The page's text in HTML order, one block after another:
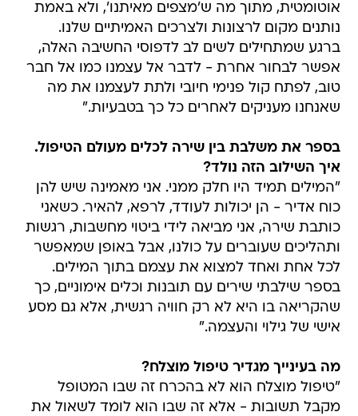
אוטומטית, מתוך מה ש'מצפים מאיתנו', ולא באמת
נותנים מקום לרצונות ולצרכים האמיתיים שלנו.
ברגע שמתחילים לשים לב לדפוסי החשיבה האלה,
אפשר לבחור אחרת - לדבר אל עצמנו כמו אל חבר
טוב, לפתח קול פנימי חיובי ולתת לעצמנו את מה
שאנחנו מעניקים לאחרים כל כך בטבעיות."
בספר את משלבת בין שירה לכלים מעולם הטיפול.
איך השילוב הזה נולד?
"המילים תמיד היו חלק ממני. אני מאמינה שיש להן
כוח אדיר - הן יכולות לעודד, לרפא, להאיר. כשאני
כותבת שירה, אני מביאה לידי ביטוי מחשבות, רגשות
ותהליכים שעוברים על כולנו, אבל באופן שמאפשר
לכל אחת ואחד למצוא את עצמם בתוך המילים.
בספר שילבתי שירים עם תובנות וכלים אימוניים, כך
שהקריאה בו היא לא רק חוויה רגשית, אלא גם מסע
אישי של גילוי והעצמה."
מה בעינייך מגדיר טיפול מוצלח?
"טיפול מוצלח הוא לא בהכרח זה שבו המטופל
מקבל תשובות - אלא זה שבו הוא לומד לשאול את